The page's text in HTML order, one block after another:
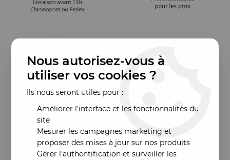
Nous autorisez-vous à
utiliser vos cookies ?
Ils nous seront utiles pour :
Améliorer l'interface et les fonctionnalités du
site
Mesurer les campagnes marketing et
proposer des mises à jour sur nos produits
Gérer l'authentification et surveiller les